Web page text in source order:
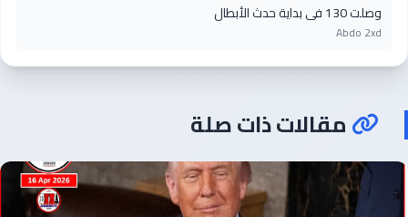
وصلت 130 في بداية حدث الأبطال
Abdo 2xd
مقالات ذات صلة